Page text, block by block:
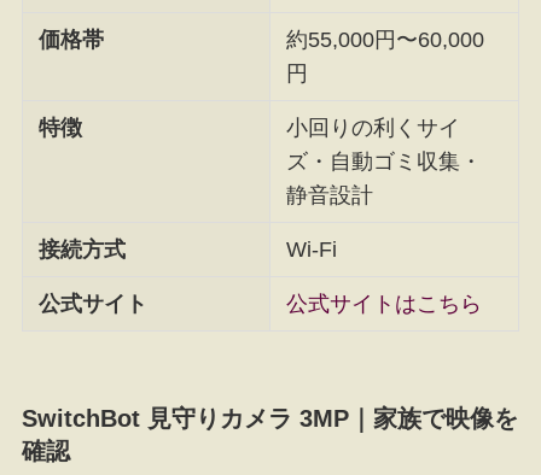
価格帯
約55,000円〜60,000
円
特徴
小回りの利くサイ
ズ・自動ゴミ収集・
静音設計
接続方式 Wi-Fi
公式サイト 公式サイトはこちら
SwitchBot 見守りカメラ 3MP｜家族で映像を
確認